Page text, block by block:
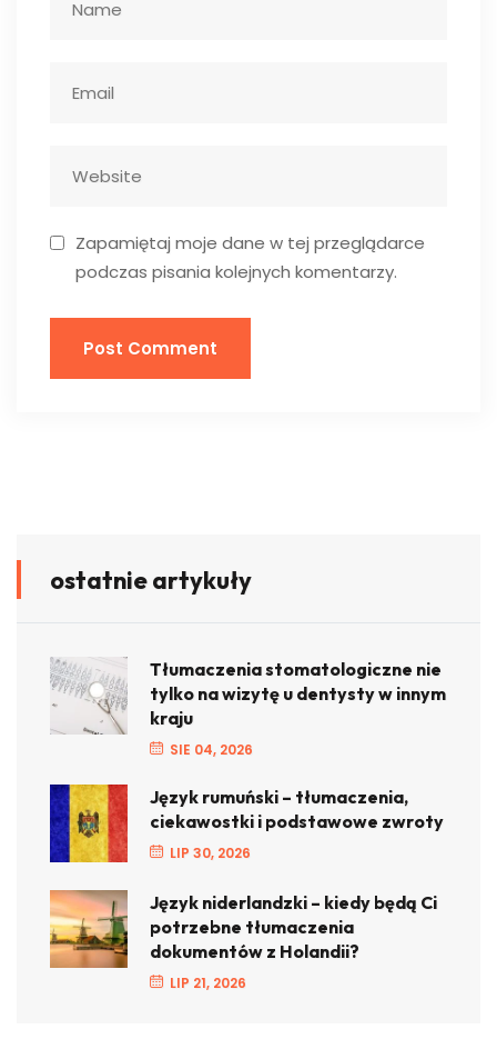
Zapamiętaj moje dane w tej przeglądarce
podczas pisania kolejnych komentarzy.
ostatnie artykuły
Tłumaczenia stomatologiczne nie
tylko na wizytę u dentysty w innym
kraju
SIE 04, 2026
Język rumuński – tłumaczenia,
ciekawostki i podstawowe zwroty
LIP 30, 2026
Język niderlandzki – kiedy będą Ci
potrzebne tłumaczenia
dokumentów z Holandii?
LIP 21, 2026